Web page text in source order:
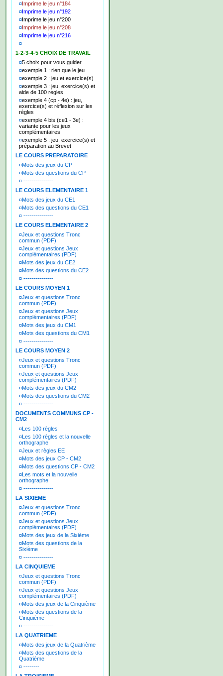
¤Imprime le jeu n°184
¤Imprime le jeu n°192
¤Imprime le jeu n°200
¤Imprime le jeu n°208
¤Imprime le jeu n°216
¤
1-2-3-4-5 CHOIX DE TRAVAIL
¤5 choix pour vous guider
¤exemple 1 : rien que le jeu
¤exemple 2 : jeu et exercice(s)
¤exemple 3 : jeu, exercice(s) et
aide de 100 règles
¤exemple 4 (cp - 4e) : jeu,
exercice(s) et réflexion sur les
règles
¤exemple 4 bis (ce1 - 3e) :
variante pour les jeux
complémentaires
¤exemple 5 : jeu, exercice(s) et
préparation au Brevet
LE COURS PREPARATOIRE
¤Mots des jeux du CP
¤Mots des questions du CP
¤ ---------------
LE COURS ELEMENTAIRE 1
¤Mots des jeux du CE1
¤Mots des questions du CE1
¤ ---------------
LE COURS ELEMENTAIRE 2
¤Jeux et questions Tronc
commun (PDF)
¤Jeux et questions Jeux
complémentaires (PDF)
¤Mots des jeux du CE2
¤Mots des questions du CE2
¤ ---------------
LE COURS MOYEN 1
¤Jeux et questions Tronc
commun (PDF)
¤Jeux et questions Jeux
complémentaires (PDF)
¤Mots des jeux du CM1
¤Mots des questions du CM1
¤ ---------------
LE COURS MOYEN 2
¤Jeux et questions Tronc
commun (PDF)
¤Jeux et questions Jeux
complémentaires (PDF)
¤Mots des jeux du CM2
¤Mots des questions du CM2
¤ ---------------
DOCUMENTS COMMUNS CP -
CM2
¤Les 100 règles
¤Les 100 règles et la nouvelle
orthographe
¤Jeux et règles EE
¤Mots des jeux CP - CM2
¤Mots des questions CP - CM2
¤Les mots et la nouvelle
orthographe
¤ ---------------
LA SIXIEME
¤Jeux et questions Tronc
commun (PDF)
¤Jeux et questions Jeux
complémentaires (PDF)
¤Mots des jeux de la Sixième
¤Mots des questions de la
Sixième
¤ ---------------
LA CINQUIEME
¤Jeux et questions Tronc
commun (PDF)
¤Jeux et questions Jeux
complémentaires (PDF)
¤Mots des jeux de la Cinquième
¤Mots des questions de la
Cinquième
¤ ---------------
LA QUATRIEME
¤Mots des jeux de la Quatrième
¤Mots des questions de la
Quatrième
¤ --------